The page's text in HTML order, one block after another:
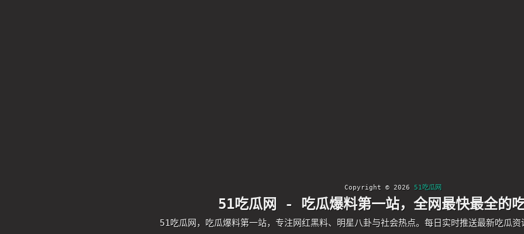
Copyright © 2026 51吃瓜网
51吃瓜网 - 吃瓜爆料第一站，全网最快最全的
51吃瓜网，吃瓜爆料第一站，专注网红黑料、明星八卦与社会热点。每日实时推送最新吃瓜